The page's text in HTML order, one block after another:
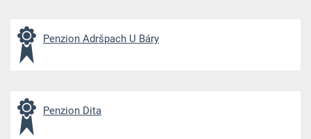
Penzion Adršpach U Báry
Penzion Dita